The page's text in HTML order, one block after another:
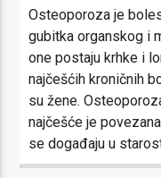
Osteoporoza je
gubitka organskog i
one postaju krhke i
najčešćih kroničnih
su žene.
najčešće je
se događaju u